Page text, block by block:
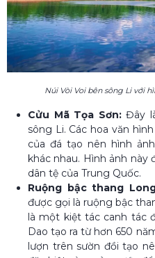
Núi Vòi Voi bên sông Li với
Cửu Mã Tọa Sơn:Đây
sông Li. Các hoa văn
của đá tạo nên hình
khác nhau. Hình ảnh
dân tệ của Trung Quốc.
Ruộng bậc thang
được gọi là ruộng bậc
là một kiệt tác canh tác
Dao tạo ra từ hơn 650
lượn trên sườn đồi tạo